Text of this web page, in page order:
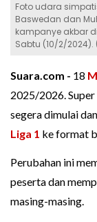
Foto udara
Baswedan dan
kampanye akbar
Sabtu (10/2/2024).
Suara.com - 18
2025/2026.
segera dimulai
Liga 1 ke format
Perubahan ini
peserta dan
masing-masing.